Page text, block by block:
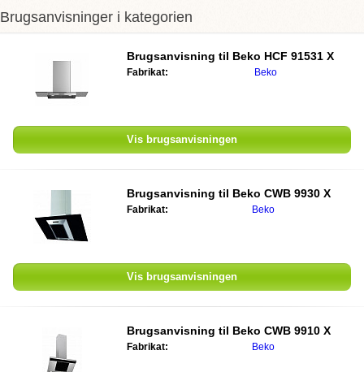
Brugsanvisninger i kategorien
Brugsanvisning til Beko HCF 91531 X
Fabrikat: Beko
Vis brugsanvisningen
Brugsanvisning til Beko CWB 9930 X
Fabrikat: Beko
Vis brugsanvisningen
Brugsanvisning til Beko CWB 9910 X
Fabrikat: Beko